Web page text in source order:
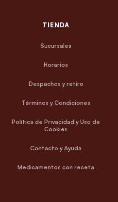
TIENDA
Sucursales
Horarios
Despachos y retiro
Términos y Condiciones
Política de Privacidad y Uso de
Cookies
Contacto y Ayuda
Medicamentos con receta